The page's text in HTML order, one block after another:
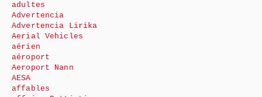
adultes
Advertencia
Advertencia Lirika
Aerial Vehicles
aérien
aéroport
Aeroport Nann
AESA
affables